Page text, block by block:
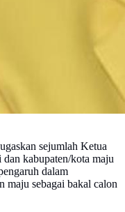
sejumlah Ketua
kabupaten/kota maju
dalam
maju sebagai bakal calon